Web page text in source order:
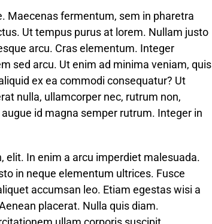
Maecenas fermentum, sem in pharetra
Ut tempus purus at lorem. Nullam justo
arcu. Cras elementum. Integer
sed arcu. Ut enim ad minima veniam, quis
ex ea commodi consequatur? Ut
nulla, ullamcorper nec, rutrum non,
id magna semper rutrum. Integer in
elit. In enim a arcu imperdiet malesuada.
in neque elementum ultrices. Fusce
accumsan leo. Etiam egestas wisi a
placerat. Nulla quis diam.